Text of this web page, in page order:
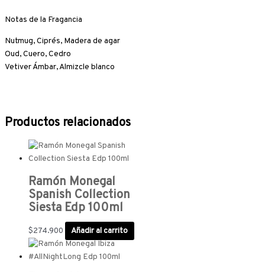
Notas de la Fragancia
Nutmug, Ciprés, Madera de agar
Oud, Cuero, Cedro
Vetiver Ámbar, Almizcle blanco
Productos relacionados
Ramón Monegal
Spanish Collection
Siesta Edp 100ml
$274.900 Añadir al carrito